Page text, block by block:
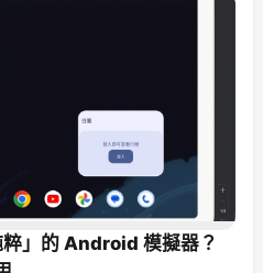
」的 Android 模擬器？